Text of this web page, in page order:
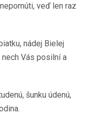
veď len raz
nádej Bielej
Vás posilní a
šunku údenú,